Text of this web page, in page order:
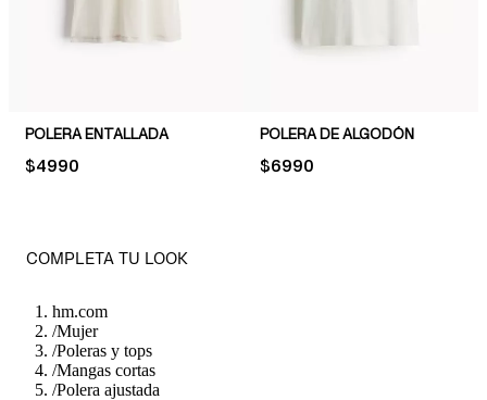
POLERA ENTALLADA
PRICE:
$4990
POLERA DE ALGODÓN
PRICE:
$6990
COMPLETA TU LOOK
hm.com
/Mujer
/Poleras y tops
/Mangas cortas
/Polera ajustada